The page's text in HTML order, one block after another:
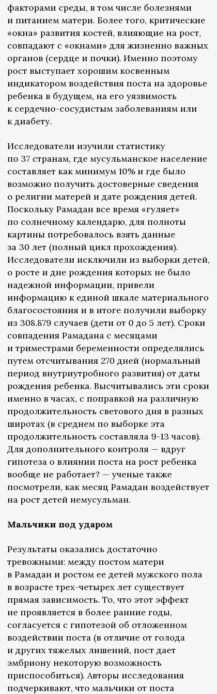
факторами среды, в том числе болезнями
и питанием матери. Более того, критические
«окна» развития костей, влияющие на рост,
совпадают с «окнами» для жизненно важных
органов (сердце и почки). Именно поэтому
рост выступает хорошим косвенным
индикатором воздействия поста на здоровье
ребенка в будущем, на его уязвимость
к сердечно-сосудистым заболеваниям или
к диабету.
Исследователи изучили статистику
по 37 странам, где мусульманское население
составляет как минимум 10% и где было
возможно получить достоверные сведения
о религии матерей и дате рождения детей.
Поскольку Рамадан все время «гуляет»
по солнечному календарю, для полноты
картины потребовалось взять данные
за 30 лет (полный цикл прохождения).
Исследователи исключили из выборки детей,
о росте и дне рождения которых не было
надежной информации, привели
информацию к единой шкале материального
благосостояния и в итоге получили выборку
из 308.879 случаев (дети от 0 до 5 лет). Сроки
совпадения Рамадана с месяцами
и триместрами беременности определялись
путем отсчитывания 270 дней (нормальный
период внутриутробного развития) от даты
рождения ребенка. Высчитывались эти сроки
именно в часах, с поправкой на различную
продолжительность светового дня в разных
широтах (в среднем по выборке эта
продолжительность составляла 9-13 часов).
Для дополнительного контроля — вдруг
гипотеза о влиянии поста на рост ребенка
вообще не работает? — ученые также
посмотрели, как месяц Рамадан воздействует
на рост детей немусульман.
Мальчики под ударом
Результаты оказались достаточно
тревожными: между постом матери
в Рамадан и ростом ее детей мужского пола
в возрасте трех-четырех лет существует
прямая зависимость. То, что этот эффект
не проявляется в более ранние годы,
согласуется с гипотезой об отложенном
воздействии поста (в отличие от голода
и других тяжелых лишений, пост дает
эмбриону некоторую возможность
приспособиться). Авторы исследования
подчеркивают, что мальчики от поста